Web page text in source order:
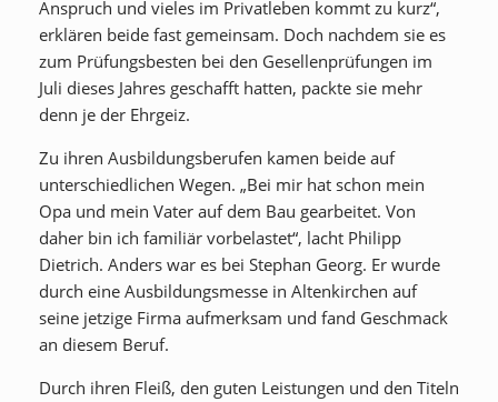
Anspruch und vieles im Privatleben kommt zu kurz“,
erklären beide fast gemeinsam. Doch nachdem sie es
zum Prüfungsbesten bei den Gesellenprüfungen im
Juli dieses Jahres geschafft hatten, packte sie mehr
denn je der Ehrgeiz.
Zu ihren Ausbildungsberufen kamen beide auf
unterschiedlichen Wegen. „Bei mir hat schon mein
Opa und mein Vater auf dem Bau gearbeitet. Von
daher bin ich familiär vorbelastet“, lacht Philipp
Dietrich. Anders war es bei Stephan Georg. Er wurde
durch eine Ausbildungsmesse in Altenkirchen auf
seine jetzige Firma aufmerksam und fand Geschmack
an diesem Beruf.
Durch ihren Fleiß, den guten Leistungen und den Titeln